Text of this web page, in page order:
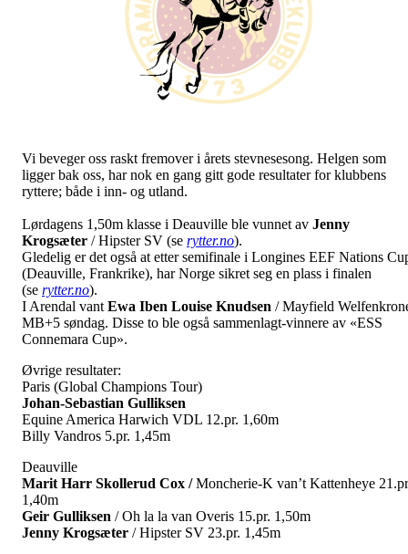
Vi beveger oss raskt fremover i årets stevnesesong. Helgen som
ligger bak oss, har nok en gang gitt gode resultater for klubbens
ryttere; både i inn- og utland.
Lørdagens 1,50m klasse i Deauville ble vunnet av Jenny
Krogsæter / Hipster SV (se rytter.no).
Gledelig er det også at etter semifinale i Longines EEF Nations
(Deauville, Frankrike), har Norge sikret seg en plass i finalen
(se rytter.no).
I Arendal vant Ewa Iben Louise Knudsen / Mayfield
MB+5 søndag. Disse to ble også sammenlagt-vinnere av «ESS
Connemara Cup».
Øvrige resultater:
Paris (Global Champions Tour)
Johan-Sebastian Gulliksen
Equine America Harwich VDL 12.pr. 1,60m
Billy Vandros 5.pr. 1,45m
Deauville
Marit Harr Skollerud Cox /Moncherie-K van’t Kattenheye
1,40m
Geir Gulliksen / Oh la la van Overis 15.pr. 1,50m
Jenny Krogsæter / Hipster SV 23.pr. 1,45m